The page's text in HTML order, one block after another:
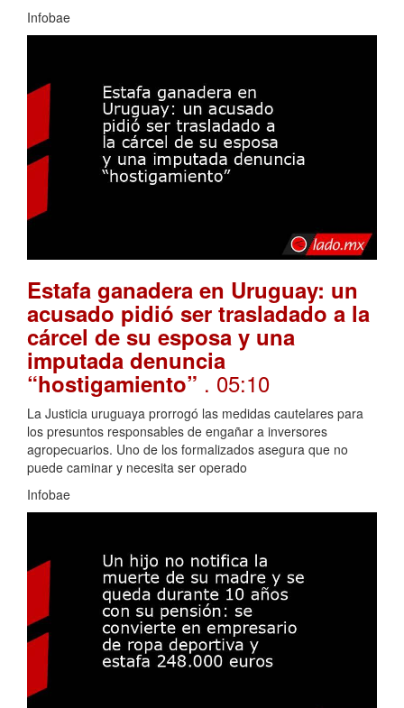
Infobae
Estafa ganadera en Uruguay: un
acusado pidió ser trasladado a la
cárcel de su esposa y una
imputada denuncia
“hostigamiento” . 05:10
La Justicia uruguaya prorrogó las medidas cautelares para
los presuntos responsables de engañar a inversores
agropecuarios. Uno de los formalizados asegura que no
puede caminar y necesita ser operado
Infobae